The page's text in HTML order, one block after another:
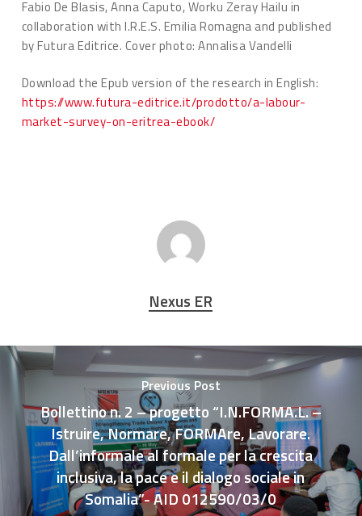
Fabio De Blasis, Anna Caputo, Worku Zeray Hailu in
collaboration with I.R.E.S. Emilia Romagna and published
by Futura Editrice. Cover photo: Annalisa Vandelli
Download the Epub version of the research in English:
https://www.futura-editrice.it/prodotto/a-labour-
market-survey-on-eritrea-ebook/
Nexus ER
Previous Post
Bollettino n. 2 – progetto “I.N.FORMA.L. –
Istruire, Normare, FORMAre, Lavorare.
Dall’informale al formale per la crescita
inclusiva, la pace e il dialogo sociale in
Somalia”- AID 012590/03/0